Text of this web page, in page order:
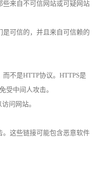
些来自不可信网站或可疑网站
可信的，并且来自可信赖的
不是HTTP协议。HTTPS是
受中间人攻击。
问网站。
。这些链接可能包含恶意软件